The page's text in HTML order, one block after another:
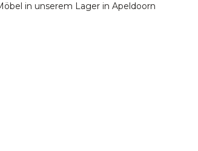
in unserem Lager in Apeldoorn